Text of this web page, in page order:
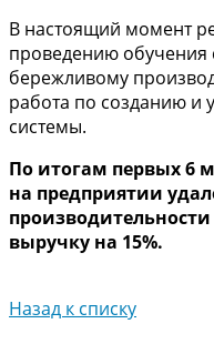
В настоящий момент
проведению обучения
бережливому
работа по созданию и
системы.
По итогам первых 6
на предприятии
выручку на 15%.
Назад к списку